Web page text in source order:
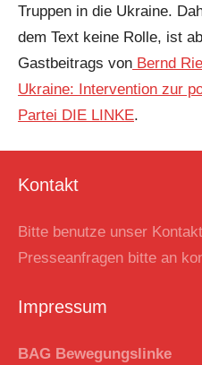
Truppen in die Ukraine.
dem Text keine Rolle, ist
Gastbeitrags von Bernd
Ukraine: Intervention zur
Partei DIE LINKE.
Kontakt
Bitte benutze unser
Presseanfragen bitte an
Impressum
BAG Bewegungslinke